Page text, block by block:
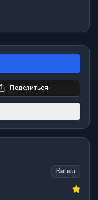
Поделиться
Канал